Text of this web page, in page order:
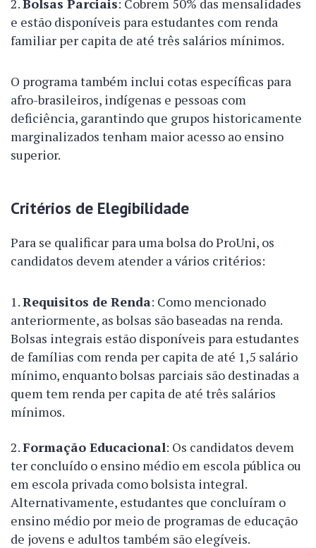
Bolsas Parciais: Cobrem 50% das mensalidades
e estão disponíveis para estudantes com renda
familiar per capita de até três salários mínimos.
O programa também inclui cotas específicas para
afro-brasileiros, indígenas e pessoas com
deficiência, garantindo que grupos historicamente
marginalizados tenham maior acesso ao ensino
superior.
Critérios de Elegibilidade
Para se qualificar para uma bolsa do ProUni, os
candidatos devem atender a vários critérios:
Requisitos de Renda: Como mencionado
anteriormente, as bolsas são baseadas na renda.
Bolsas integrais estão disponíveis para estudantes
de famílias com renda per capita de até 1,5 salário
mínimo, enquanto bolsas parciais são destinadas a
quem tem renda per capita de até três salários
mínimos.
Formação Educacional: Os candidatos devem
ter concluído o ensino médio em escola pública ou
em escola privada como bolsista integral.
Alternativamente, estudantes que concluíram o
ensino médio por meio de programas de educação
de jovens e adultos também são elegíveis.